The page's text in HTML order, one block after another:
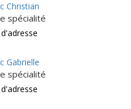
Christian
spécialité
Gabrielle
spécialité